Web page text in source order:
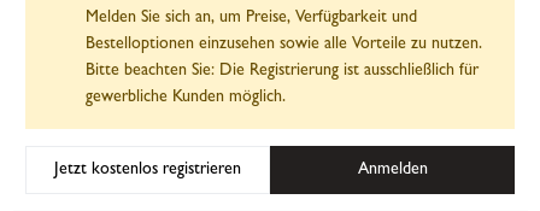
Melden Sie sich an, um Preise, Verfügbarkeit und
Bestelloptionen einzusehen sowie alle Vorteile zu nutzen.
Bitte beachten Sie: Die Registrierung ist ausschließlich für
gewerbliche Kunden möglich.
Jetzt kostenlos registrieren Anmelden